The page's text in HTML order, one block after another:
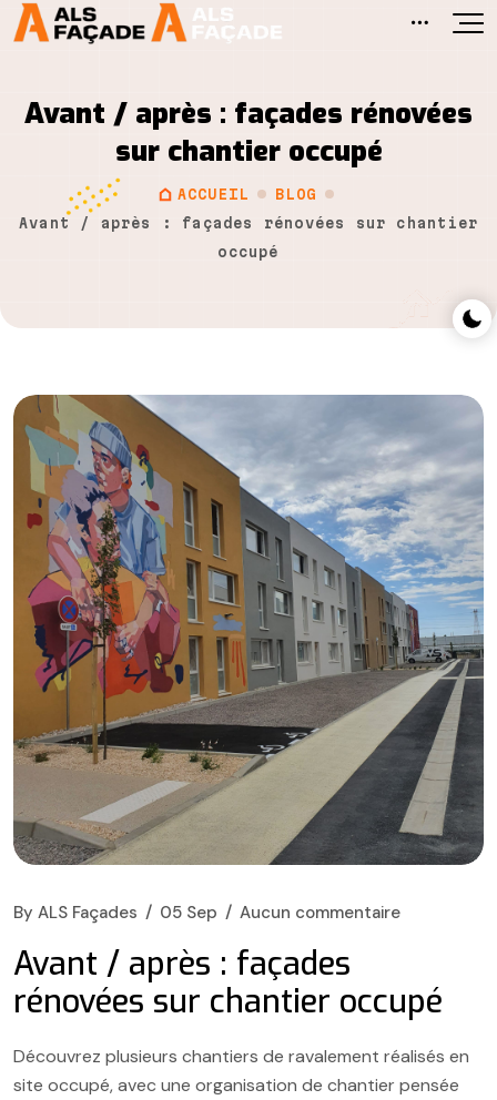
Avant / après : façades rénovées
sur chantier occupé
ACCUEIL
BLOG
Avant / après : façades rénovées sur chantier
occupé
By ALS Façades 05 Sep Aucun commentaire
Avant / après : façades
rénovées sur chantier occupé
Découvrez plusieurs chantiers de ravalement réalisés en
site occupé, avec une organisation de chantier pensée